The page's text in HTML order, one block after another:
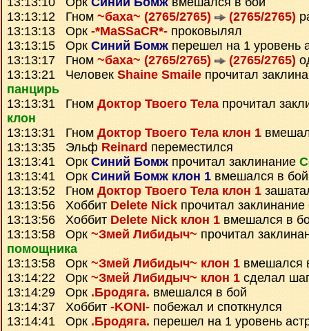
13:13:12 Гном ~баха~ (2765/2765) (2765/2765)
13:13:13 Орк -*MaSSaCR*- проковылял
13:13:15 Орк Синий Бомж перешел на 1 уровень
13:13:17 Гном ~баха~ (2765/2765) (2765/2765)
13:13:21 Человек Shaine Smaile прочитал
панцирь
13:13:31 Гном Доктор Твоего Телапрочитал
клон
13:13:31 Гном Доктор Твоего Тела клон 1
13:13:35 Эльф Reinard переместился
13:13:41 Орк Синий Бомж прочитал заклинание
13:13:41 Орк Синий Бомж клон 1 вмешался в бой
13:13:52 Гном Доктор Твоего Тела клон 1
13:13:56 Хоббит Delete Nick прочитал заклинание
13:13:56 Хоббит Delete Nick клон 1 вмешался в
13:13:58 Орк ~Змей Либидыч~ прочитал
помощника
13:13:58 Орк ~Змей Либидыч~ клон 1 вмешался
13:14:22 Орк ~Змей Либидыч~ клон 1 сделал
13:14:29 Орк .Бродяга. вмешался в бой
13:14:37 Хоббит -KONI- побежал и споткнулся
13:14:41 Орк .Бродяга. перешел на 1 уровень